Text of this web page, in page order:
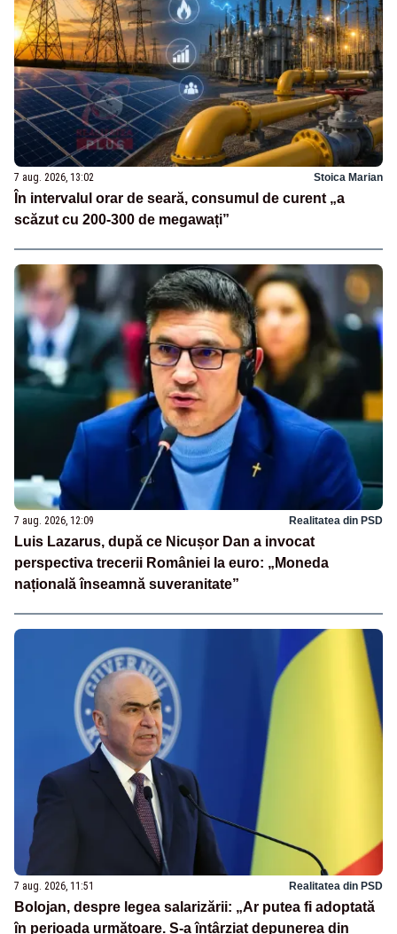
7 aug. 2026, 13:02 Stoica Marian
În intervalul orar de seară, consumul de curent „a
scăzut cu 200-300 de megawați”
7 aug. 2026, 12:09 Realitatea din PSD
Luis Lazarus, după ce Nicușor Dan a invocat
perspectiva trecerii României la euro: „Moneda
națională înseamnă suveranitate”
7 aug. 2026, 11:51 Realitatea din PSD
Bolojan, despre legea salarizării: „Ar putea fi adoptată
în perioada următoare. S-a întârziat depunerea din